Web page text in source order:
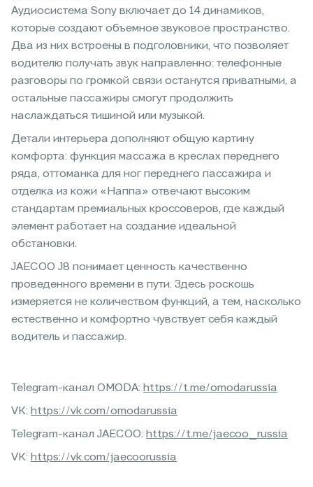
Аудиосистема Sony включает до 14 динамиков,
которые создают объемное звуковое пространство.
Два из них встроены в подголовники, что позволяет
водителю получать звук направленно: телефонные
разговоры по громкой связи останутся приватными, а
остальные пассажиры смогут продолжить
наслаждаться тишиной или музыкой.
Детали интерьера дополняют общую картину
комфорта: функция массажа в креслах переднего
ряда, оттоманка для ног переднего пассажира и
отделка из кожи «Наппа» отвечают высоким
стандартам премиальных кроссоверов, где каждый
элемент работает на создание идеальной
обстановки.
JAECOO J8 понимает ценность качественно
проведенного времени в пути. Здесь роскошь
измеряется не количеством функций, а тем, насколько
естественно и комфортно чувствует себя каждый
водитель и пассажир.
Telegram-канал OMODA: https://t.me/omodarussia
VK: https://vk.com/omodarussia
Telegram-канал JAECOO: https://t.me/jaecoo_russia
VK: https://vk.com/jaecoorussia